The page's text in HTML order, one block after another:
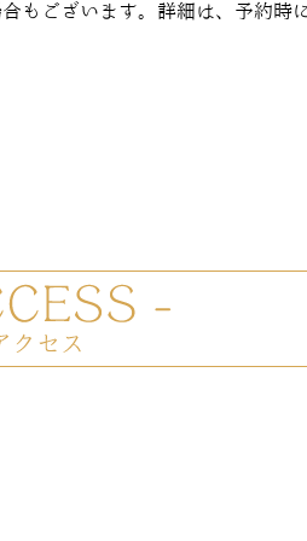
ございます。詳細は、予約時